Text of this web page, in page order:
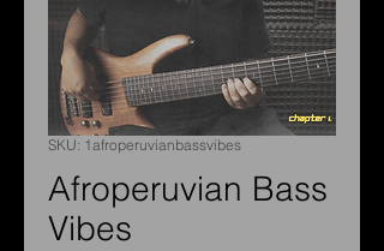
SKU: 1afroperuvianbassvibes
Afroperuvian Bass
Vibes